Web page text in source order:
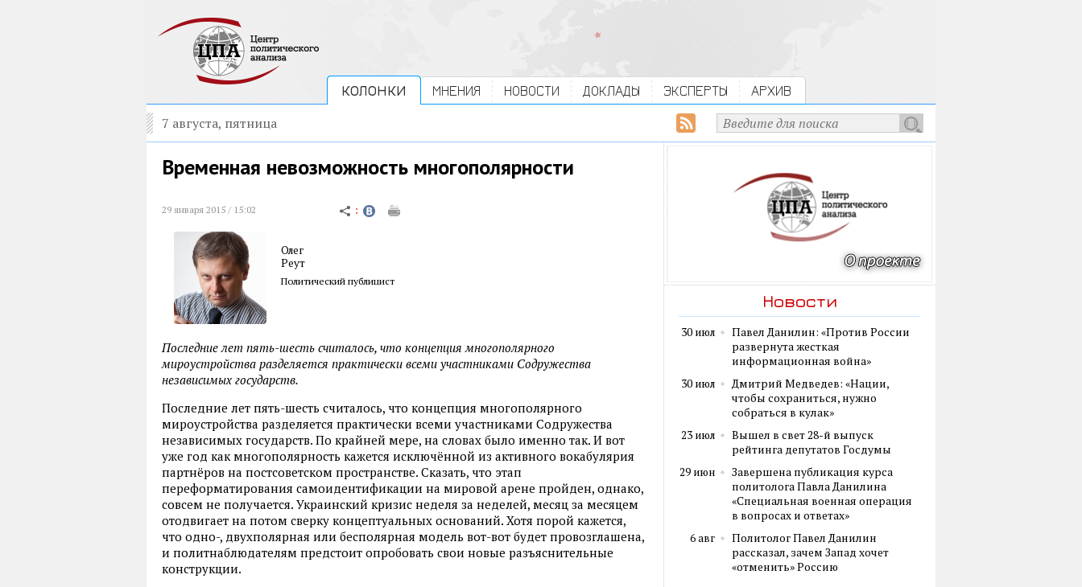
КОЛОНКИ МНЕНИЯ НОВОСТИ ДОКЛАДЫ ЭКСПЕРТЫ АРХИВ
7 августа, пятница
Временная невозможность многополярности
29 января 2015 / 15:02
Олег
Реут
Политический публицист
Последние лет пять-шесть считалось, что концепция многополярного
мироустройства разделяется практически всеми участниками Содружества
независимых государств.
Последние лет пять-шесть считалось, что концепция многополярного
мироустройства разделяется практически всеми участниками Содружества
независимых государств. По крайней мере, на словах было именно так. И вот
уже год как многополярность кажется исключённой из активного вокабулярия
партнёров на постсоветском пространстве. Сказать, что этап
переформатирования самоидентификации на мировой арене пройден, однако,
совсем не получается. Украинский кризис неделя за неделей, месяц за месяцем
отодвигает на потом сверку концептуальных оснований. Хотя порой кажется,
что одно-, двухполярная или бесполярная модель вот-вот будет провозглашена,
и политнаблюдателям предстоит опробовать свои новые разъяснительные
конструкции.
Новости
30 июл
Павел Данилин: «Против России
развернута жесткая
информационная война»
30 июл
Дмитрий Медведев: «Нации,
чтобы сохраниться, нужно
собраться в кулак»
23 июл
Вышел в свет 28-й выпуск
рейтинга депутатов Госдумы
29 июн
Завершена публикация курса
политолога Павла Данилина
«Специальная военная операция
в вопросах и ответах»
6 авг
Политолог Павел Данилин
рассказал, зачем Запад хочет
«отменить» Россию